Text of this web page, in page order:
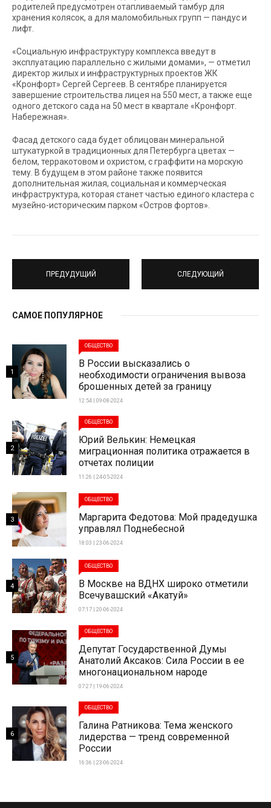
родителей предусмотрен отапливаемый тамбур для
хранения колясок, а для маломобильных групп — пандус и
лифт.
«Социальную инфраструктуру комплекса введут в
эксплуатацию параллельно с жилыми домами», — отметил
директор жилых и инфраструктурных проектов ЖК
«Кронфорт» Сергей Сергеев. В сентябре планируется
завершение строительства лицея на 550 мест, а также еще
одного детского сада на 50 мест в квартале «Кронфорт.
Набережная».
Фасад детского сада будет облицован минеральной
штукатуркой в традиционных для Петербурга цветах —
белом, терракотовом и охристом, с граффити на морскую
тему. В будущем в этом районе также появится
дополнительная жилая, социальная и коммерческая
инфраструктура, которая станет частью единого кластера с
музейно-историческим парком «Остров фортов».
ПРЕДУДУЩИЙ СЛЕДУЮЩИЙ
САМОЕ ПОПУЛЯРНОЕ
ОБЩЕСТВО
В России высказались о
необходимости ограничения вывоза
брошенных детей за границу
12:54 | 09-08-2024
1
ОБЩЕСТВО
Юрий Велькин: Немецкая
миграционная политика отражается в
отчетах полиции
11:26 | 24-05-2024
2
ОБЩЕСТВО
Маргарита Федотова: Мой прадедушка
управлял Поднебесной
18:03 | 23-06-2024
3
ОБЩЕСТВО
В Москве на ВДНХ широко отметили
Всечувашский «Акатуй»
07:17 | 20-06-2024
4
ОБЩЕСТВО
Депутат Государственной Думы
Анатолий Аксаков: Сила России в ее
многонациональном народе
07:27 | 19-06-2024
5
ОБЩЕСТВО
Галина Ратникова: Тема женского
лидерства — тренд современной
России
16:36 | 23-06-2024
6